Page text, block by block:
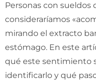
Personas con sueldos
consideraríamos
mirando el extracto
estómago. En este
qué este sentimiento
identificarlo y qué